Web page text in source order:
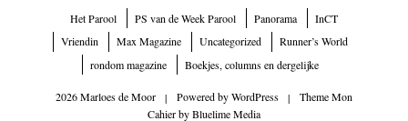
Het Parool PS van de Week Parool Panorama
InCT
Vriendin
Max Magazine Uncategorized
Runner’s World
rondom magazine
Boekjes, columns en dergelijke
2026 Marloes de Moor | Powered byWordPress |
Theme Mon
Cahier byBluelime Media